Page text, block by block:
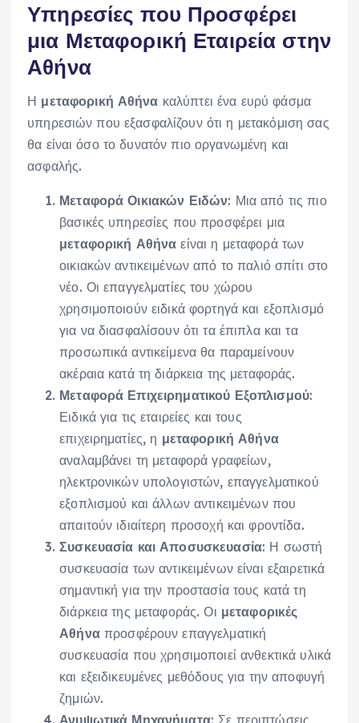
Υπηρεσίες που Προσφέρει
μια Μεταφορική Εταιρεία στην
Αθήνα
Η μεταφορική Αθήνα καλύπτει ένα ευρύ φάσμα
υπηρεσιών που εξασφαλίζουν ότι η μετακόμιση σας
θα είναι όσο το δυνατόν πιο οργανωμένη και
ασφαλής.
Μεταφορά Οικιακών Ειδών: Μια από τις πιο
βασικές υπηρεσίες που προσφέρει μια
μεταφορική Αθήνα είναι η μεταφορά των
οικιακών αντικειμένων από το παλιό σπίτι στο
νέο. Οι επαγγελματίες του χώρου
χρησιμοποιούν ειδικά φορτηγά και εξοπλισμό
για να διασφαλίσουν ότι τα έπιπλα και τα
προσωπικά αντικείμενα θα παραμείνουν
ακέραια κατά τη διάρκεια της μεταφοράς.
Μεταφορά Επιχειρηματικού Εξοπλισμού:
Ειδικά για τις εταιρείες και τους
επιχειρηματίες, η μεταφορική Αθήνα
αναλαμβάνει τη μεταφορά γραφείων,
ηλεκτρονικών υπολογιστών, επαγγελματικού
εξοπλισμού και άλλων αντικειμένων που
απαιτούν ιδιαίτερη προσοχή και φροντίδα.
Συσκευασία και Αποσυσκευασία: Η σωστή
συσκευασία των αντικειμένων είναι εξαιρετικά
σημαντική για την προστασία τους κατά τη
διάρκεια της μεταφοράς. Οι μεταφορικές
Αθήναπροσφέρουν επαγγελματική
συσκευασία που χρησιμοποιεί ανθεκτικά υλικά
και εξειδικευμένες μεθόδους για την αποφυγή
ζημιών.
Ανυψωτικά Μηχανήματα: Σε περιπτώσεις